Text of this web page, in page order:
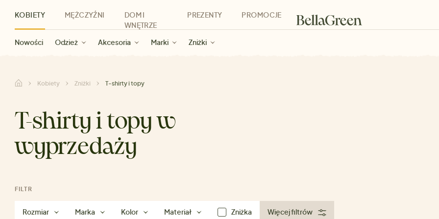
KOBIETY
Nowości Odzież Akcesoria Marki Zniżki
MĘŻCZYŹNI
Nowości Odzież Marki Zniżki
DOM I
WNĘTRZE
PREZENTY
Dla kobiet Dla mężczyzn Dla dzieci Dla wszystkich
PROMOCJE
Wyprzedaż dla kobiet Wyprzedaż dla mężczyzn
Kobiety Zniżki T-shirty i topy
T-shirty i topy w
wyprzedaży
FILTR
Rozmiar Marka Kolor Materiał Zniżka Więcej filtrów